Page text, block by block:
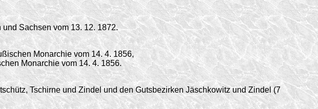
und Sachsen vom13. 12. 1872.
Monarchie vom 14. 4. 1856,
Monarchie vom 14. 4. 1856.
Tschirne und Zindel und den Gutsbezirken Jäschkowitz und Zindel (7